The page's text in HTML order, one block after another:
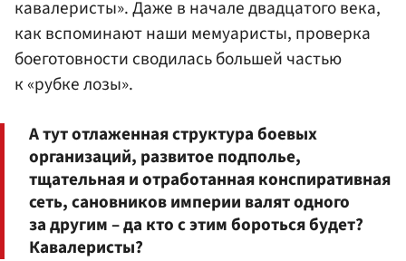
кавалеристы». Даже в начале двадцатого века,
как вспоминают наши мемуаристы, проверка
боеготовности сводилась большей частью
к «рубке лозы».
А тут отлаженная структура боевых
организаций, развитое подполье,
тщательная и отработанная конспиративная
сеть, сановников империи валят одного
за другим – да кто с этим бороться будет?
Кавалеристы?